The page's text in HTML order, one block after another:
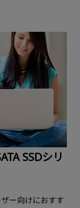
SSDシリ
ー向けにおすす